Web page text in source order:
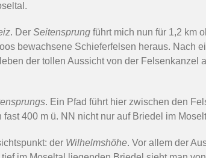
. Der Seitensprung führt mich nun für 1,2 km
bewachsene Schieferfelsen heraus. Nach
der tollen Aussicht von der Felsenkanzel
. Ein Pfad führt hier zwischen den
fast 400 m ü. NN nicht nur auf Briedel im
der Wilhelmshöhe. Vor allem der